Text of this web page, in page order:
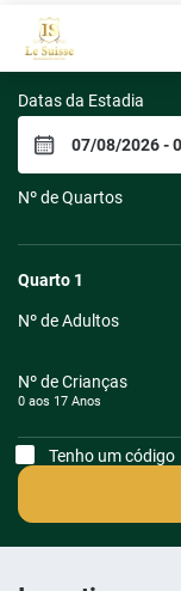
Le
Datas da Estadia
Nº de Quartos
Quarto 1
Nº de Adultos
Nº de Crianças
0 aos 17 Anos
Tenho um código